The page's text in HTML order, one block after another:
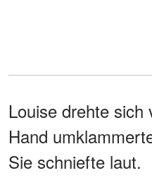
Louise drehte
Hand
Sie schniefte laut.